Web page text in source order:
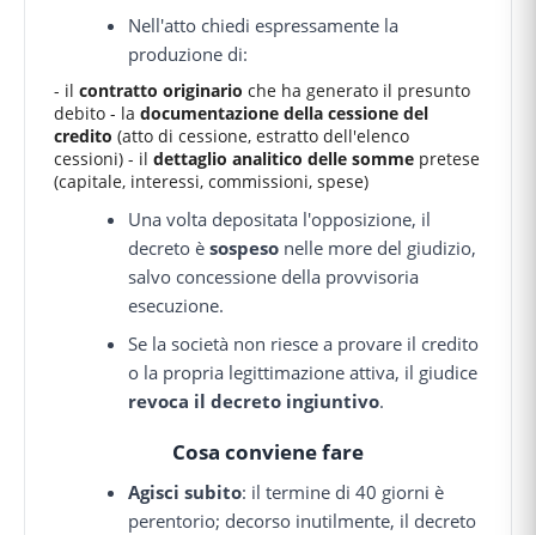
Nell'atto chiedi espressamente la
produzione di:
- il contratto originario che ha generato il presunto
debito - la documentazione della cessione del
credito (atto di cessione, estratto dell'elenco
cessioni) - il dettaglio analitico delle somme pretese
(capitale, interessi, commissioni, spese)
Una volta depositata l'opposizione, il
decreto èsospeso nelle more del giudizio,
salvo concessione della provvisoria
esecuzione.
Se la società non riesce a provare il credito
o la propria legittimazione attiva, il giudice
revoca il decreto ingiuntivo.
Cosa conviene fare
Agisci subito: il termine di 40 giorni è
perentorio; decorso inutilmente, il decreto